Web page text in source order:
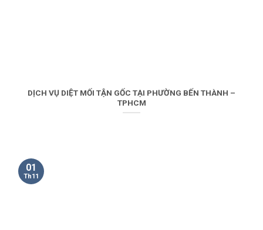
DỊCH VỤ DIỆT MỐI TẬN GỐC TẠI PHƯỜNG BẾN THÀNH –
TPHCM
01
Th11